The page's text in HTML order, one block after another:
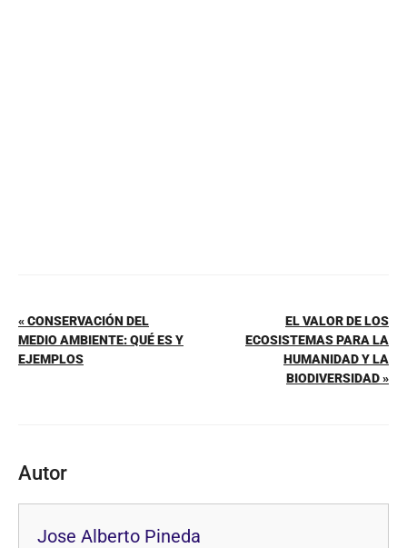
« CONSERVACIÓN DEL
MEDIO AMBIENTE: QUÉ ES Y
EJEMPLOS
EL VALOR DE LOS
ECOSISTEMAS PARA LA
HUMANIDAD Y LA
BIODIVERSIDAD »
Autor
Jose Alberto Pineda